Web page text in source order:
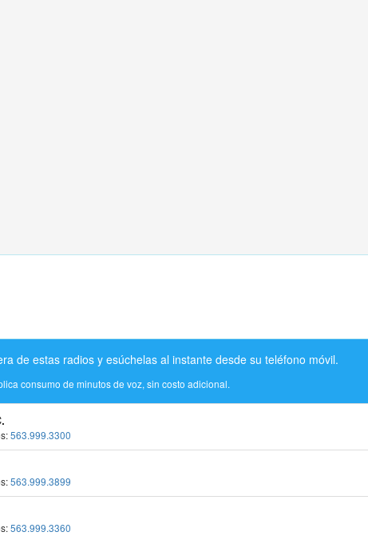
de estas radios y esúchelas al instante desde su teléfono móvil.
consumo de minutos de voz, sin costo adicional.
563.999.3300
563.999.3899
563.999.3360